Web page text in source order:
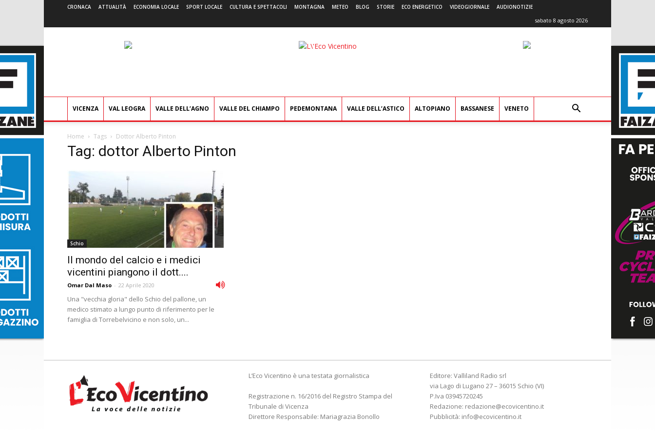
CRONACA ATTUALITÀ ECONOMIA LOCALE SPORT LOCALE CULTURA E SPETTACOLI MONTAGNA METEO BLOG STORIE ECO ENERGETICO VIDEOGIORNALE AUDIONOTIZIE
sabato 8 agosto 2026
L'Eco
VICENZA VAL LEOGRA VALLE DELL’AGNO VALLE DEL CHIAMPO PEDEMONTANA VALLE DELL’ASTICO ALTOPIANO BASSANESE VENETO
Home Tags Dottor Alberto Pinton
Tag: dottor Alberto Pinton
Schio
Il mondo del calcio e i medici
vicentini piangono il dott....
Omar Dal Maso - 22 Aprile 2020
Una "vecchia gloria" dello Schio del pallone, un
medico stimato a lungo punto di riferimento per le
famiglia di Torrebelvicino e non solo, un...
L’Eco Vicentino è una testata giornalistica
Registrazione n. 16/2016 del Registro Stampa del
Tribunale di Vicenza
Direttore Responsabile: Mariagrazia Bonollo
Editore: Valliland Radio srl
via Lago di Lugano 27 – 36015 Schio (VI)
P.Iva 03945720245
Redazione: redazione@ecovicentino.it
Pubblicità: info@ecovicentino.it